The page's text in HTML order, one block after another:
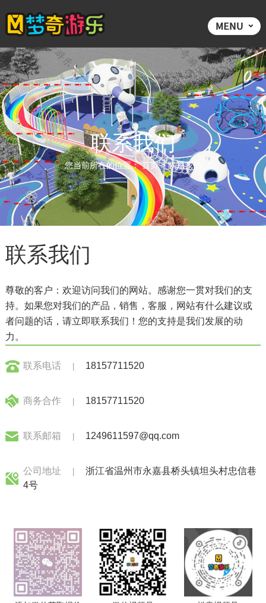
联系我们
您当前所在的位置：首页>联系我们
联系我们
尊敬的客户：欢迎访问我们的网站。感谢您一贯对我们的支
持。如果您对我们的产品，销售，客服，网站有什么建议或
者问题的话，请立即联系我们！您的支持是我们发展的动
力。
联系电话 18157711520
商务合作 18157711520
联系邮箱 1249611597@qq.com
公司地址
浙江省温州市永嘉县桥头镇坦头村忠信巷
4号